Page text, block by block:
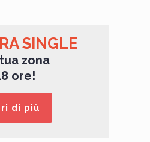
SINGLE
zona
ore!
di più